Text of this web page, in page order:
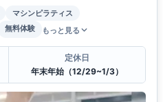
マシンピラティス
無料体験 もっと見る
定休日
年末年始（12/29~1/3）